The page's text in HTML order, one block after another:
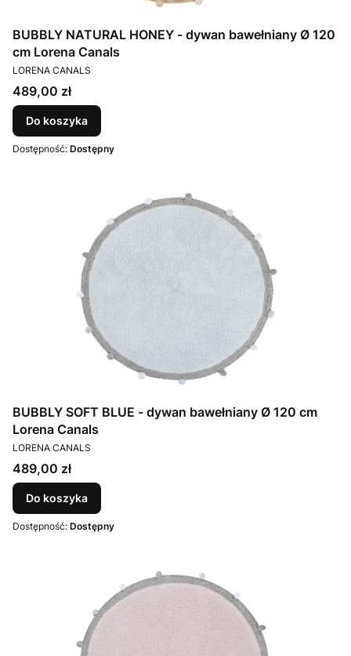
BUBBLY NATURAL HONEY - dywan bawełniany Ø 120
cm Lorena Canals
PRODUCENT
LORENA CANALS
Cena
489,00 zł
Do koszyka
Dostępność: Dostępny
BUBBLY SOFT BLUE - dywan bawełniany Ø 120 cm
Lorena Canals
PRODUCENT
LORENA CANALS
Cena
489,00 zł
Do koszyka
Dostępność: Dostępny